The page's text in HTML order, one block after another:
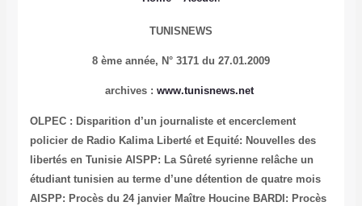
TUNISNEWS
8 ème année, N° 3171 du 27.01.2009
archives : www.tunisnews.net
OLPEC : Disparition d’un journaliste et encerclement
policier de Radio Kalima Liberté et Equité: Nouvelles des
libertés en TunisieAISPP: La Sûreté syrienne relâche un
étudiant tunisien au terme d’une détention de quatre mois
AISPP: Procès du 24 janvier Maître Houcine BARDI: Procès